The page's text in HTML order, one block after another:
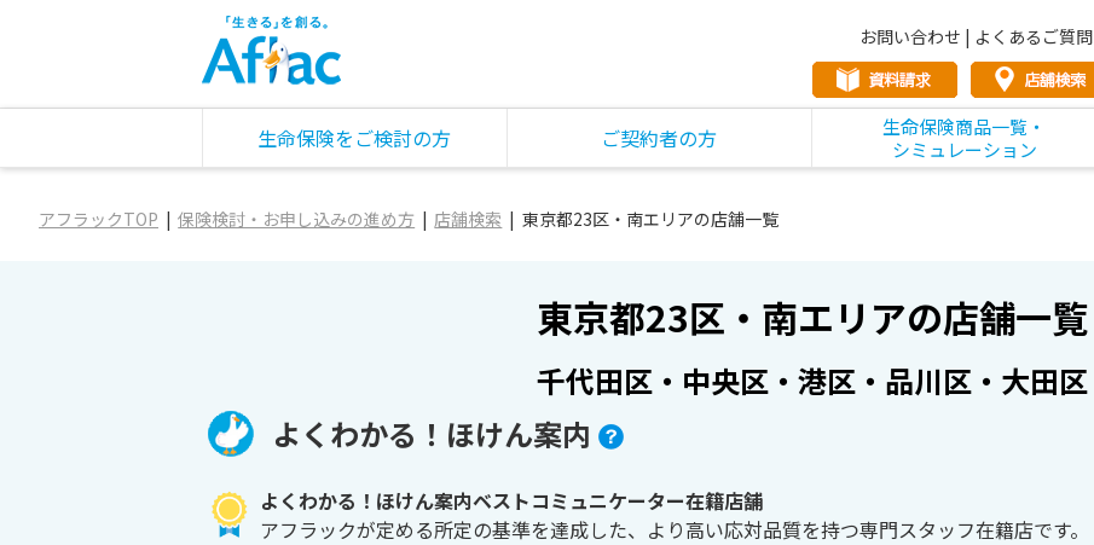
お問い合わせ | よくあるご質問
生命保険をご検討の方 ご契約者の方
生命保険商品一覧・
シミュレーション
アフラックTOP 保険検討・お申し込みの進め方 店舗検索 東京都23区・南エリアの店舗一覧
東京都23区・南エリアの店舗一覧
千代田区・中央区・港区・品川区・大田区
よくわかる！ほけん案内
よくわかる！ほけん案内ベストコミュニケーター在籍店舗
アフラックが定める所定の基準を達成した、より高い応対品質を持つ専門スタッフ在籍店です。